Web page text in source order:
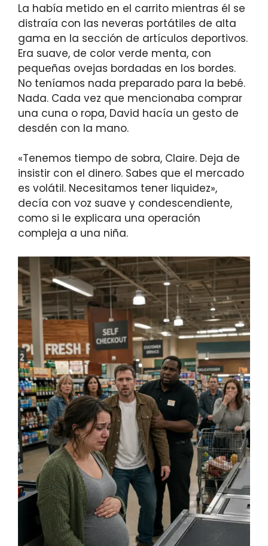
La había metido en el carrito mientras él se
distraía con las neveras portátiles de alta
gama en la sección de artículos deportivos.
Era suave, de color verde menta, con
pequeñas ovejas bordadas en los bordes.
No teníamos nada preparado para la bebé.
Nada. Cada vez que mencionaba comprar
una cuna o ropa, David hacía un gesto de
desdén con la mano.
«Tenemos tiempo de sobra, Claire. Deja de
insistir con el dinero. Sabes que el mercado
es volátil. Necesitamos tener liquidez»,
decía con voz suave y condescendiente,
como si le explicara una operación
compleja a una niña.